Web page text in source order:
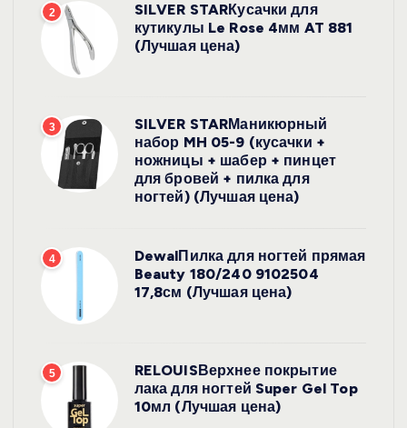
2
SILVER STARКусачки для
кутикулы Le Rose 4мм AT 881
(Лучшая цена)
3
SILVER STARМаникюрный
набор MH 05-9 (кусачки +
ножницы + шабер + пинцет
для бровей + пилка для
ногтей) (Лучшая цена)
4
DewalПилка для ногтей прямая
Beauty 180/240 9102504
17,8см (Лучшая цена)
5
RELOUISВерхнее покрытие
лака для ногтей Super Gel Top
10мл (Лучшая цена)